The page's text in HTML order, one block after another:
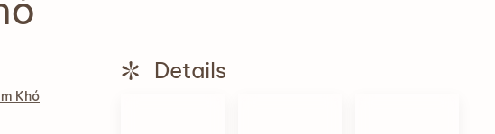
Khó
Details